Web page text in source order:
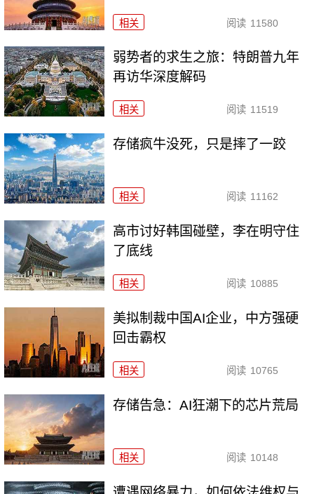
相关 阅读 11580
弱势者的求生之旅：特朗普九年
再访华深度解码
相关 阅读 11519
存储疯牛没死，只是摔了一跤
相关 阅读 11162
高市讨好韩国碰壁，李在明守住
了底线
相关 阅读 10885
美拟制裁中国AI企业，中方强硬
回击霸权
相关 阅读 10765
存储告急：AI狂潮下的芯片荒局
相关 阅读 10148